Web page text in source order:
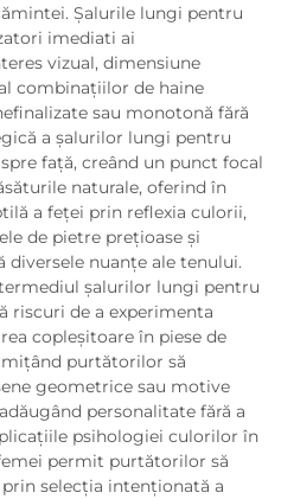
Șalurile lungi pentru
imediati ai
vizual, dimensiune
combinațiilor de haine
sau monotonă fără
a șalurilor lungi pentru
față, creând un punct focal
naturale, oferind în
a feței prin reflexia culorii,
de pietre prețioase și
diversele nuanțe ale tenului.
șalurilor lungi pentru
riscuri de a experimenta
copleșitoare în piese de
purtătorilor să
geometrice sau motive
personalitate fără a
psihologiei culorilor în
permit purtătorilor să
selecția intenționată a